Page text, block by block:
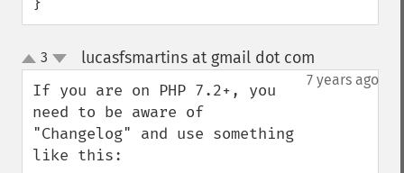
up
down
3 lucasfsmartins at gmail dot com
7 years ago
If you are on PHP 7.2+, you
need to be aware of
"Changelog" and use something
like this: